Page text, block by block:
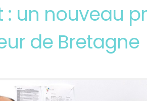
: un nouveau
de Bretagne